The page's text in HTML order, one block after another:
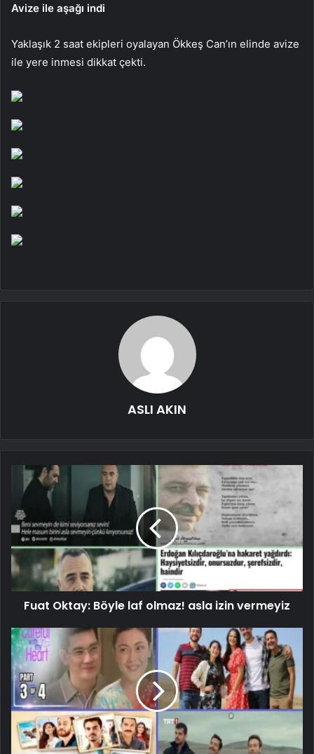
Avize ile aşağı indi
Yaklaşık 2 saat ekipleri oyalayan Ökkeş Can’ın elinde avize
ile yere inmesi dikkat çekti.
ASLI AKIN
Fuat Oktay: Böyle laf olmaz! asla izin vermeyiz